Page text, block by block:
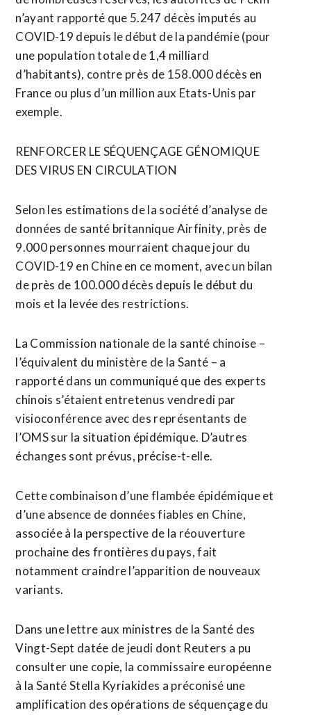
n’ayant rapporté que 5.247 décès imputés au
COVID-19 depuis le début de la pandémie (pour
une population totale de 1,4 milliard
d’habitants), contre près de 158.000 décès en
France ou plus d’un million aux Etats-Unis par
exemple.
RENFORCER LE SÉQUENÇAGE GÉNOMIQUE
DES VIRUS EN CIRCULATION
Selon les estimations de la société d’analyse de
données de santé britannique Airfinity, près de
9.000 personnes mourraient chaque jour du
COVID-19 en Chine en ce moment, avec un bilan
de près de 100.000 décès depuis le début du
mois et la levée des restrictions.
La Commission nationale de la santé chinoise –
l’équivalent du ministère de la Santé – a
rapporté dans un communiqué que des experts
chinois s’étaient entretenus vendredi par
visioconférence avec des représentants de
l’OMS sur la situation épidémique. D’autres
échanges sont prévus, précise-t-elle.
Cette combinaison d’une flambée épidémique et
d’une absence de données fiables en Chine,
associée à la perspective de la réouverture
prochaine des frontières du pays, fait
notamment craindre l’apparition de nouveaux
variants.
Dans une lettre aux ministres de la Santé des
Vingt-Sept datée de jeudi dont Reuters a pu
consulter une copie, la commissaire européenne
à la Santé Stella Kyriakides a préconisé une
amplification des opérations de séquençage du